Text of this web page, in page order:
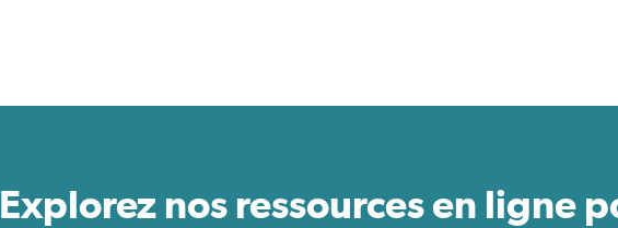
Explorez nos ressources en ligne